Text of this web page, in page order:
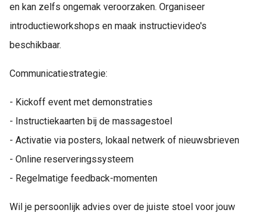
en kan zelfs ongemak veroorzaken. Organiseer
introductieworkshops en maak instructievideo's
beschikbaar.
Communicatiestrategie:
- Kickoff event met demonstraties
- Instructiekaarten bij de massagestoel
- Activatie via posters, lokaal netwerk of nieuwsbrieven
- Online reserveringssysteem
- Regelmatige feedback-momenten
Wil je persoonlijk advies over de juiste stoel voor jouw